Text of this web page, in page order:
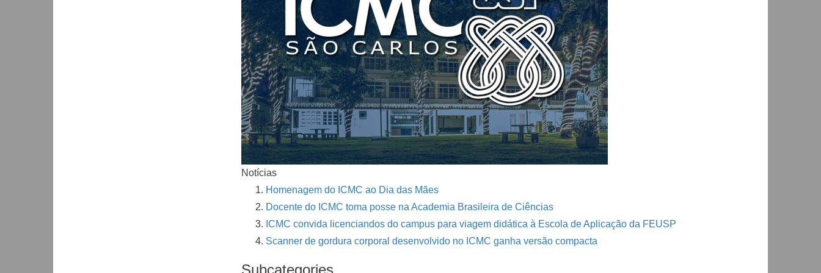
Notícias
Homenagem do ICMC ao Dia das Mães
Docente do ICMC toma posse na Academia Brasileira de Ciências
ICMC convida licenciandos do campus para viagem didática à Escola de Aplicação da FEUSP
Scanner de gordura corporal desenvolvido no ICMC ganha versão compacta
Subcategories